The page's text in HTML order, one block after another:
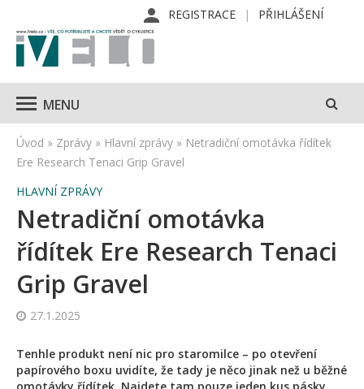
REGISTRACE PŘIHLÁŠENÍ
MENU
Úvod » Zprávy » Hlavní zprávy » Netradiční omotávka řídítek
Ere Research Tenaci Grip Gravel
HLAVNÍ ZPRÁVY
Netradiční omotávka
řídítek Ere Research Tenaci
Grip Gravel
27.1.2025
Tenhle produkt není nic pro staromilce – po otevření
papírového boxu uvidíte, že tady je něco jinak než u běžné